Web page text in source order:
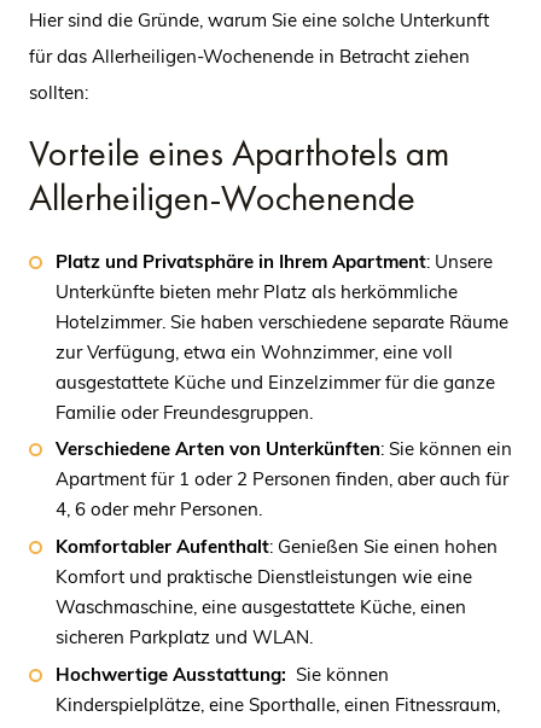
Hier sind die Gründe, warum Sie eine solche Unterkunft
für das Allerheiligen-Wochenende in Betracht ziehen
sollten:
Vorteile eines Aparthotels am
Allerheiligen-Wochenende
Platz und Privatsphäre in Ihrem Apartment: Unsere
Unterkünfte bieten mehr Platz als herkömmliche
Hotelzimmer. Sie haben verschiedene separate Räume
zur Verfügung, etwa ein Wohnzimmer, eine voll
ausgestattete Küche und Einzelzimmer für die ganze
Familie oder Freundesgruppen.
Verschiedene Arten von Unterkünften: Sie können ein
Apartment für 1 oder 2 Personen finden, aber auch für
4, 6 oder mehr Personen.
Komfortabler Aufenthalt: Genießen Sie einen hohen
Komfort und praktische Dienstleistungen wie eine
Waschmaschine, eine ausgestattete Küche, einen
sicheren Parkplatz und WLAN.
Hochwertige Ausstattung: Sie können
Kinderspielplätze, eine Sporthalle, einen Fitnessraum,